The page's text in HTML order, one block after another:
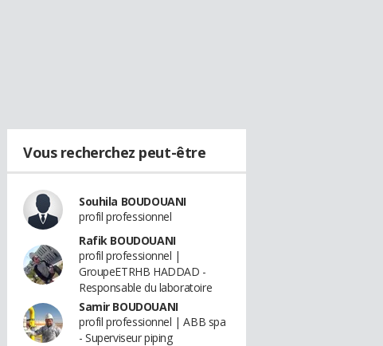
Vous recherchez peut-être
Souhila BOUDOUANI
profil professionnel
Rafik BOUDOUANI
profil professionnel |
GroupeETRHB HADDAD -
Responsable du laboratoire
Samir BOUDOUANI
profil professionnel | ABB spa
- Superviseur piping